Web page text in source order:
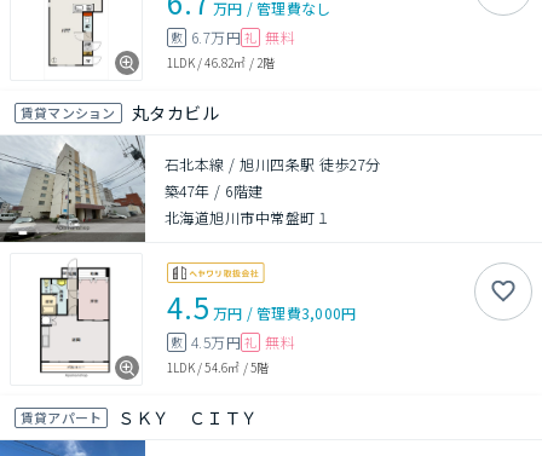
万円 /管理費なし
敷 6.7万円 礼 無料
1LDK/46.82㎡ /2階
賃貸マンション 丸タカビル
石北本線 / 旭川四条駅 徒歩27分
築47年 / 6階建
北海道旭川市中常盤町１
4.5 万円 /管理費3,000円
敷 4.5万円 礼 無料
1LDK/54.6㎡ /5階
賃貸アパート ＳＫＹ ＣＩＴＹ